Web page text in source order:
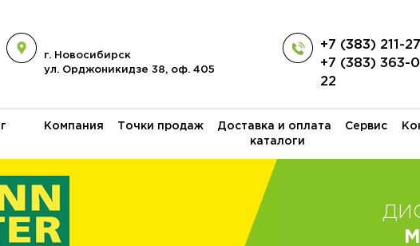
г. Новосибирск
ул. Орджоникидзе 38, оф. 405
+7 (383) 211-
+7 (383) 363-
22
Компания Точки продаж Доставка и оплата Сервис
каталоги